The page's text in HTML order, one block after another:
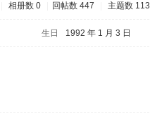
相册数 0 回帖数 447 主题数 113
生日 1992 年 1 月 3 日